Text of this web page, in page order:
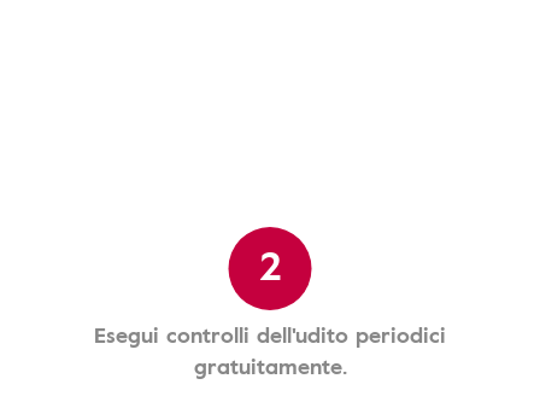
2
Esegui controlli dell'udito periodici
gratuitamente.